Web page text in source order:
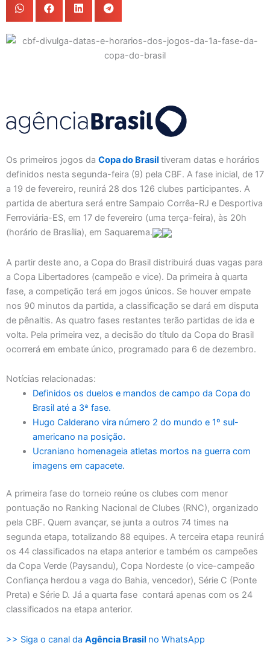
Os primeiros jogos da Copa do Brasil tiveram datas e horários
definidos nesta segunda-feira (9) pela CBF. A fase inicial, de 17
a 19 de fevereiro, reunirá 28 dos 126 clubes participantes. A
partida de abertura será entre Sampaio Corrêa-RJ e Desportiva
Ferroviária-ES, em 17 de fevereiro (uma terça-feira), às 20h
(horário de Brasília), em Saquarema.
A partir deste ano, a Copa do Brasil distribuirá duas vagas para
a Copa Libertadores (campeão e vice). Da primeira à quarta
fase, a competição terá em jogos únicos. Se houver empate
nos 90 minutos da partida, a classificação se dará em disputa
de pênaltis. As quatro fases restantes terão partidas de ida e
volta. Pela primeira vez, a decisão do título da Copa do Brasil
ocorrerá em embate único, programado para 6 de dezembro.
Notícias relacionadas:
Definidos os duelos e mandos de campo da Copa do
Brasil até a 3ª fase.
Hugo Calderano vira número 2 do mundo e 1º sul-
americano na posição.
Ucraniano homenageia atletas mortos na guerra com
imagens em capacete.
A primeira fase do torneio reúne os clubes com menor
pontuação no Ranking Nacional de Clubes (RNC), organizado
pela CBF. Quem avançar, se junta a outros 74 times na
segunda etapa, totalizando 88 equipes. A terceira etapa reunirá
os 44 classificados na etapa anterior e também os campeões
da Copa Verde (Paysandu), Copa Nordeste (o vice-campeão
Confiança herdou a vaga do Bahia, vencedor), Série C (Ponte
Preta) e Série D. Já a quarta fase contará apenas com os 24
classificados na etapa anterior.
>> Siga o canal da Agência Brasil no WhatsApp